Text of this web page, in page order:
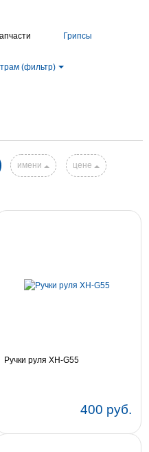
Грипсы
(фильтр)
имени цене
Ручки руля XH-G55
400 руб.